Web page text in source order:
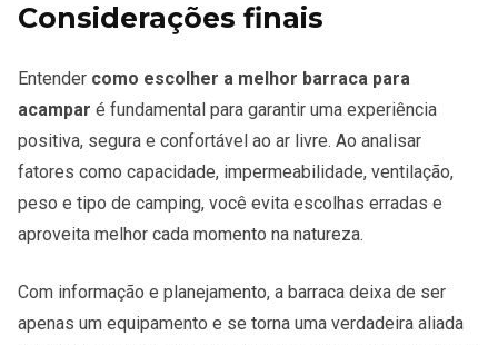
Considerações finais
Entender como escolher a melhor barraca para
acampar é fundamental para garantir uma experiência
positiva, segura e confortável ao ar livre. Ao analisar
fatores como capacidade, impermeabilidade, ventilação,
peso e tipo de camping, você evita escolhas erradas e
aproveita melhor cada momento na natureza.
Com informação e planejamento, a barraca deixa de ser
apenas um equipamento e se torna uma verdadeira aliada